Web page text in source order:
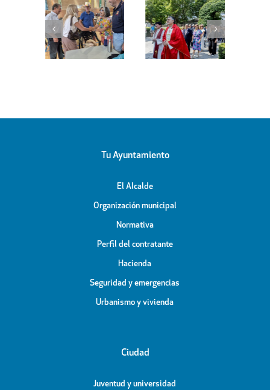
Villanueva de
la Cañada
celebra el Día
de Santiago
En marcha el
proyecto de
remodelación
de la calle
Tu Ayuntamiento
El Alcalde
Organización municipal
Normativa
Perfil del contratante
Hacienda
Seguridad y emergencias
Urbanismo y vivienda
Ciudad
Juventud y universidad